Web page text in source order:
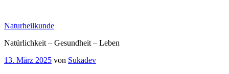
springen
Naturheilkunde
Natürlichkeit – Gesundheit – Leben
Veröffentlicht
13. März 2025 von Sukadev